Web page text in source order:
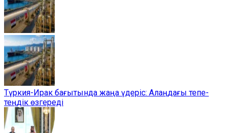
Түркия-Ирак бағытында жаңа үдеріс: Алаңдағы тепе-
теңдік өзгереді